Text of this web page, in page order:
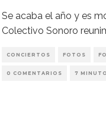
Se acaba el año y es
Colectivo Sonoro
CONCIERTOS FOTOS
0 COMENTARIOS 7